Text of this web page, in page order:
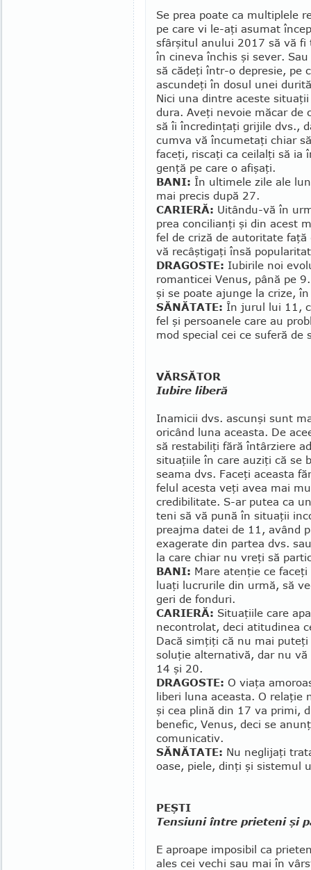
Se prea poate ca multiplele
pe care vi le-aţi asumat
sfârşitul anului 2017 să vă fi
în cineva închis şi sever.
să cădeţi într-o depresie, pe
ascundeţi în dosul unei
Nici una dintre aceste
dura. Aveţi ne­voie măcar de
să îi încredinţaţi grijile dvs.,
cumva vă încumetaţi chiar
faceţi, riscaţi ca ceilalţi să ia
genţă pe care o afişaţi.
BANI: În ultimele zile ale
mai precis după 27.
CARIERĂ: Uitându-vă în
prea concilianţi şi din acest
fel de criză de autoritate
vă recâştigaţi însă
DRAGOSTE: Iubirile noi
romanticei Ve­nus, până pe
şi se poate ajunge la crize,
SĂNĂTATE: În jurul lui 11,
fel şi persoanele care au
mod special cei ce suferă de
VĂRSĂTOR
Iubire liberă
Inamicii dvs. ascunşi sunt
ori­când luna aceasta. De
să restabiliţi fără întârziere
situaţiile în care auziţi că se
seama dvs. Faceţi aceasta
felul acesta veţi avea mai
credibilitate. S-ar putea ca
teni să vă pună în situaţii
preaj­ma datei de 11, având
exagerate din par­tea dvs.
la care chiar nu vreţi să
BANI: Mare atenţie ce
luaţi lucrurile din urmă, să
geri de fonduri.
CARIERĂ: Situaţiile care
necontrolat, deci ati­tudinea
Dacă simţiţi că nu mai
soluţie alternativă, dar nu
14 şi 20.
DRAGOSTE: O viaţa
liberi luna aceasta. O relaţie
şi cea plină din 17 va primi,
benefic, Venus, deci se
comunicativ.
SĂNĂTATE: Nu neglijaţi
oase, piele, dinţi şi sistemul
PEŞTI
Tensiuni între prieteni şi
E aproape imposibil ca
ales cei vechi sau mai în